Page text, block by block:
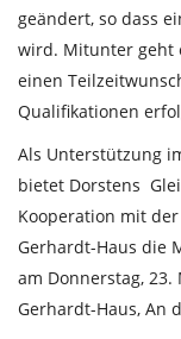
geändert, so dass
wird. Mitunter geht
einen
Qualifikationen
Als Unterstützung
bietet Dorstens
Kooperation mit
Gerhardt-Haus die
am Donnerstag, 23.
Gerhardt-Haus, An